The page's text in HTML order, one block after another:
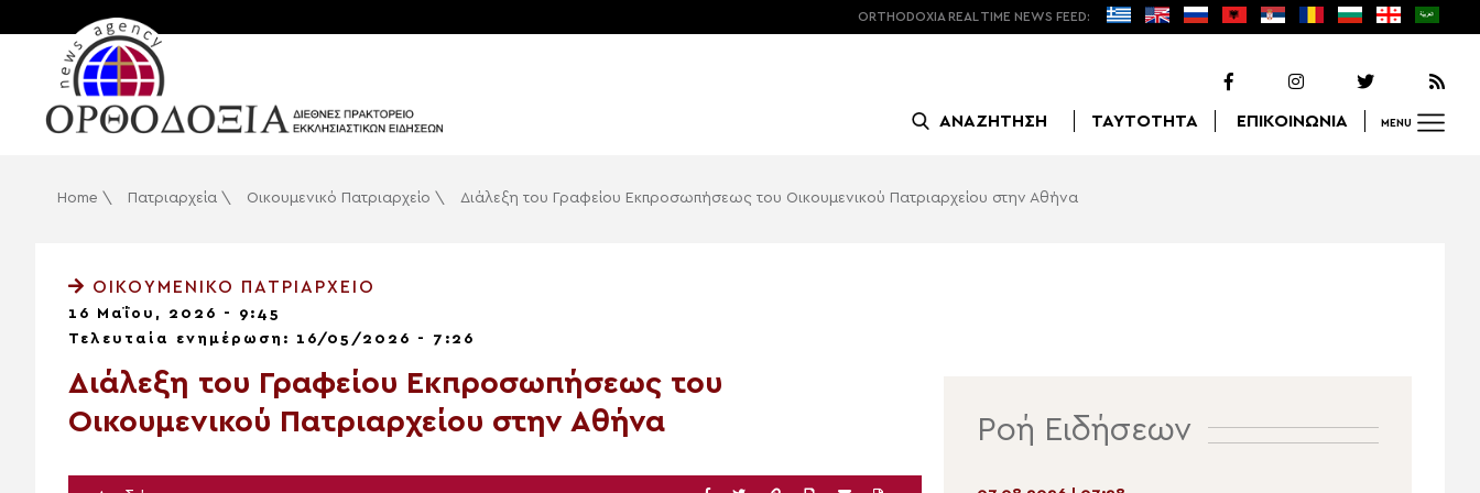
ORTHODOXIA REAL TIME NEWS FEED:
ΑΝΑΖΗΤΗΣΗ ΤΑΥΤΟΤΗΤΑ ΕΠΙΚΟΙΝΩΝΙΑ MENU
Home \ Πατριαρχεία \ Οικουμενικό Πατριαρχείο \ Διάλεξη του Γραφείου Εκπροσωπήσεως του Οικουμενικού Πατριαρχείου στην Αθήνα
ΟΙΚΟΥΜΕΝΙΚΌ ΠΑΤΡΙΑΡΧΕΊΟ
16 Μαΐου, 2026 - 9:45
Τελευταία ενημέρωση: 16/05/2026 - 7:26
Διάλεξη του Γραφείου Εκπροσωπήσεως του
Οικουμενικού Πατριαρχείου στην Αθήνα
Ροή Ειδήσεων